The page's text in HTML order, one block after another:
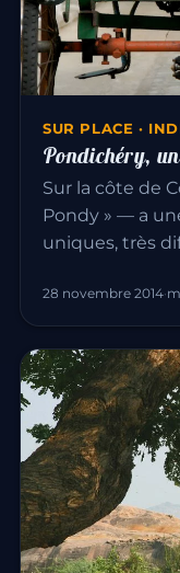
SUR PLACE ·
Pondichéry,
Sur la côte de
Pondy » — a
uniques, très
28 novembre 2014·